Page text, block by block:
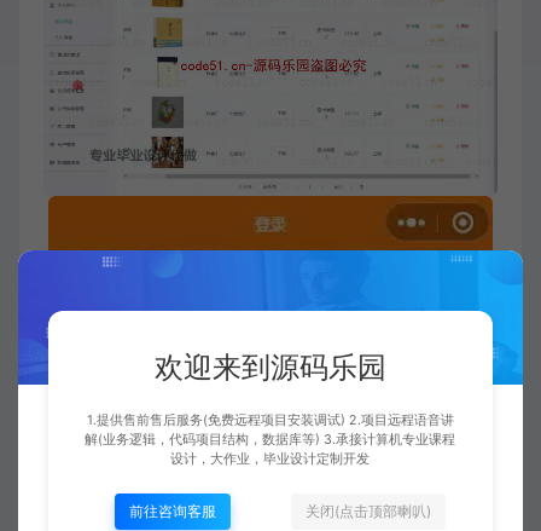
欢迎来到源码乐园
1.提供售前售后服务(免费远程项目安装调试) 2.项目远程语音讲
解(业务逻辑，代码项目结构，数据库等) 3.承接计算机专业课程
设计，大作业，毕业设计定制开发
前往咨询客服 关闭(点击顶部喇叭)